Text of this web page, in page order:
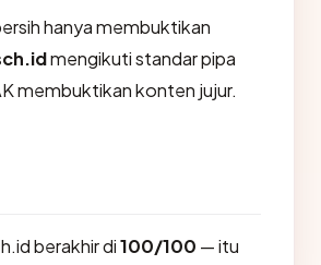
hanya membuktikan
mengikuti standar pipa
membuktikan konten jujur.
berakhir di100/100 — itu